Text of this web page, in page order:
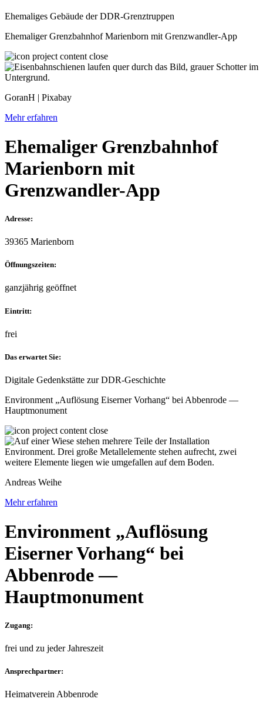
Ehemaliges Gebäude der DDR-Grenztruppen
Ehemaliger Grenzbahnhof Marienborn mit Grenzwandler-App
GoranH | Pixabay
Mehr erfahren
Ehemaliger Grenzbahnhof
Marienborn mit
Grenzwandler-App
Adresse:
39365 Marienborn
Öffnungszeiten:
ganzjährig geöffnet
Eintritt:
frei
Das erwartet Sie:
Digitale Gedenkstätte zur DDR-Geschichte
Environment „Auflösung Eiserner Vorhang“ bei Abbenrode —
Hauptmonument
Andreas Weihe
Mehr erfahren
Environment „Auflösung
Eiserner Vorhang“ bei
Abbenrode —
Hauptmonument
Zugang:
frei und zu jeder Jahreszeit
Ansprechpartner:
Heimatverein Abbenrode